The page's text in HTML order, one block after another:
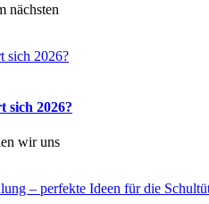
nächsten
sich 2026?
wir uns